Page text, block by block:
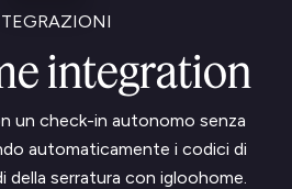
integration
un check-in autonomo senza
automaticamente i codici di
della serratura con igloohome.